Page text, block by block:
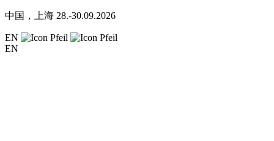
中国，上海 28.-30.09.2026
EN
EN